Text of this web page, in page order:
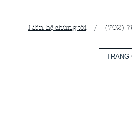
Liên hệ chúng tôi/ (702) 799-
TRANG